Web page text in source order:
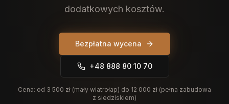
dodatkowych kosztów.
Bezpłatna wycena
+48 888 80 10 70
Cena: od 3 500 zł (mały wiatrołap) do 12 000 zł (pełna zabudowa
z siedziskiem)